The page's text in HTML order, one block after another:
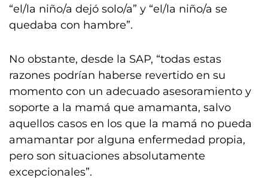
“el/la niño/a dejó solo/a” y “el/la niño/a se
quedaba con hambre”.
No obstante, desde la SAP, “todas estas
razones podrían haberse revertido en su
momento con un adecuado asesoramiento y
soporte a la mamá que amamanta, salvo
aquellos casos en los que la mamá no pueda
amamantar por alguna enfermedad propia,
pero son situaciones absolutamente
excepcionales”.